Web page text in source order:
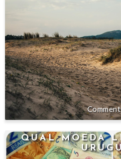
QUAL MOEDA